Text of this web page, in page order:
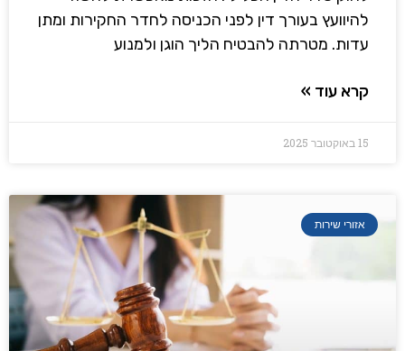
להיוועץ בעורך דין לפני הכניסה לחדר החקירות ומתן
עדות. מטרתה להבטיח הליך הוגן ולמנוע
קרא עוד »
15 באוקטובר 2025
אזורי שירות